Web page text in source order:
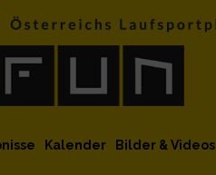
abonnieren
Kalender Bilder & Videos